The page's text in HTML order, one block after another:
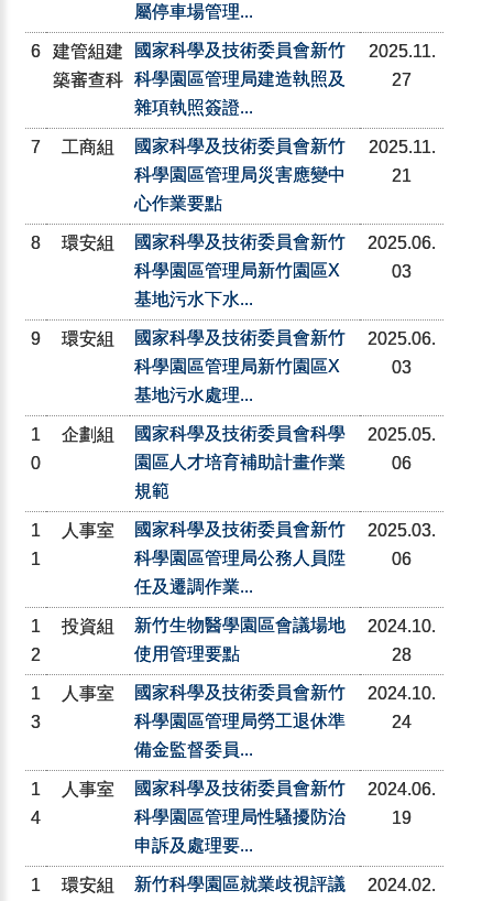
屬停車場管理...
6
建管組建
築審查科
國家科學及技術委員會新竹
科學園區管理局建造執照及
雜項執照簽證...
2025.11.
27
7 工商組
國家科學及技術委員會新竹
科學園區管理局災害應變中
心作業要點
2025.11.
21
8 環安組
國家科學及技術委員會新竹
科學園區管理局新竹園區X
基地污水下水...
2025.06.
03
9 環安組
國家科學及技術委員會新竹
科學園區管理局新竹園區X
基地污水處理...
2025.06.
03
1
0
企劃組
國家科學及技術委員會科學
園區人才培育補助計畫作業
規範
2025.05.
06
1
1
人事室
國家科學及技術委員會新竹
科學園區管理局公務人員陞
任及遷調作業...
2025.03.
06
1
2
投資組
新竹生物醫學園區會議場地
使用管理要點
2024.10.
28
1
3
人事室
國家科學及技術委員會新竹
科學園區管理局勞工退休準
備金監督委員...
2024.10.
24
1
4
人事室
國家科學及技術委員會新竹
科學園區管理局性騷擾防治
申訴及處理要...
2024.06.
19
1
環安組
新竹科學園區就業歧視評議
2024.02.